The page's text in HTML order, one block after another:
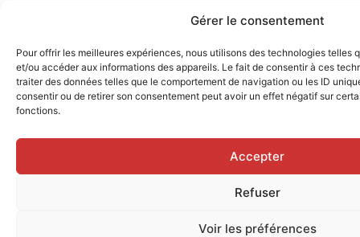
Gérer le consentement
Pour offrir les meilleures expériences, nous utilisons des technologies telles
et/ou accéder aux informations des appareils. Le fait de consentir à ces
traiter des données telles que le comportement de navigation ou les ID
consentir ou de retirer son consentement peut avoir un effet négatif sur
fonctions.
Accepter
Refuser
Voir les préférences